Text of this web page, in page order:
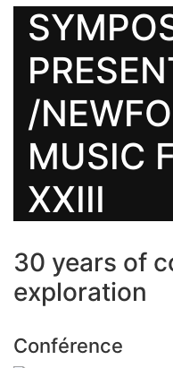
/
MUSIC
XXIII
30 years of
exploration
Conférence